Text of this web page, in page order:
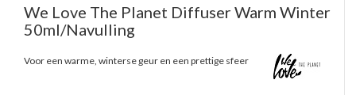
We Love The Planet Diffuser Warm Winter
50ml/Navulling
Voor een warme, winterse geur en een prettige sfeer